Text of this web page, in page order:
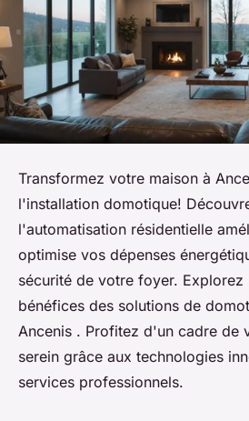
Transformez votre maison à
l'installation domotique!
l'automatisation résidentielle
optimise vos dépenses
sécurité de votre foyer. Explorez
bénéfices des solutions de
Ancenis . Profitez d'un cadre de
serein grâce aux technologies
services professionnels.